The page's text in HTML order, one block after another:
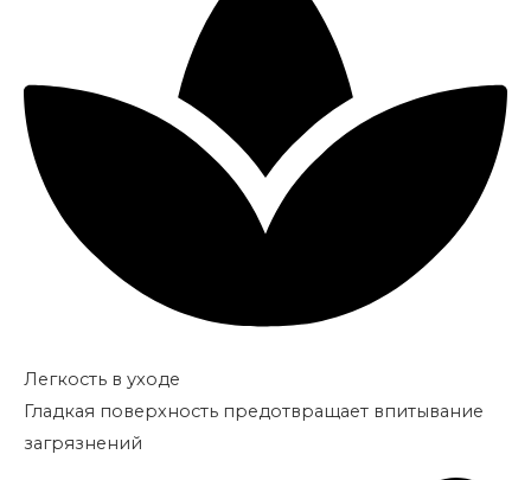
Легкость в уходе
Гладкая поверхность предотвращает впитывание
загрязнений